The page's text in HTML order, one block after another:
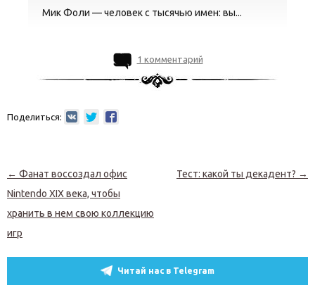
Мик Фоли — человек с тысячью имен: вы...
1 комментарий
Поделиться:
Навигация по записям
← Фанат воссоздал офис
Nintendo XIX века, чтобы
хранить в нем свою коллекцию
игр
Тест: какой ты декадент? →
Читай нас в Telegram